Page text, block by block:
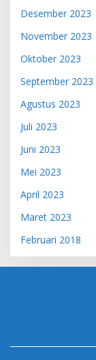
Desember 2023
November 2023
Oktober 2023
September 2023
Agustus 2023
Juli 2023
Juni 2023
Mei 2023
April 2023
Maret 2023
Februari 2018